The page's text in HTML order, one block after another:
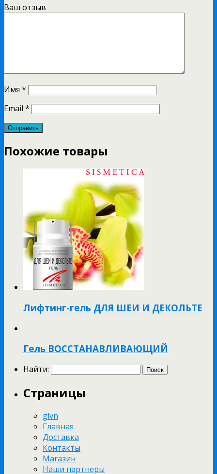
Ваш отзыв
Имя *
Email *
Похожие товары
Лифтинг-гель ДЛЯ ШЕИ И ДЕКОЛЬТЕ
Гель ВОССТАНАВЛИВАЮЩИЙ
Найти:
Страницы
glvn
Главная
Доставка
Контакты
Магазин
Наши партнеры